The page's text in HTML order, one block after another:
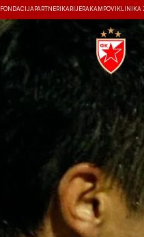
FONDACIJA PARTNERI KARIJERA KAMPOVI KLINIKA